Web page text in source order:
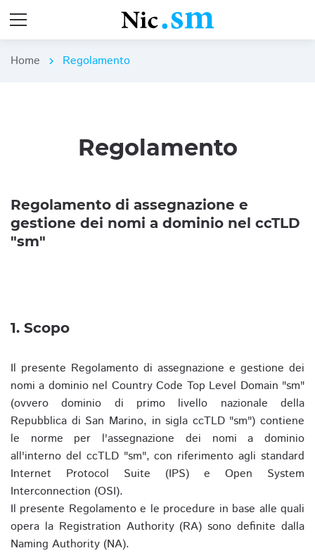
Home chevron_right Regolamento
Regolamento
Regolamento di assegnazione e
gestione dei nomi a dominio nel ccTLD
"sm"
1. Scopo
Il presente Regolamento di assegnazione e gestione dei
nomi a dominio nel Country Code Top Level Domain "sm"
(ovvero dominio di primo livello nazionale della
Repubblica di San Marino, in sigla ccTLD "sm") contiene
le norme per l'assegnazione dei nomi a dominio
all'interno del ccTLD "sm", con riferimento agli standard
Internet Protocol Suite (IPS) e Open System
Interconnection (OSI).
Il presente Regolamento e le procedure in base alle quali
opera la Registration Authority (RA) sono definite dalla
Naming Authority (NA).